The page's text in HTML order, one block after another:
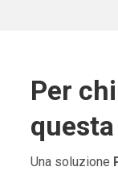
Per
Una soluzione